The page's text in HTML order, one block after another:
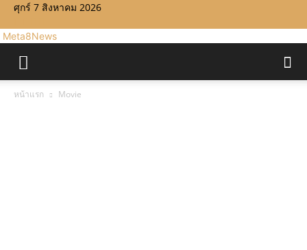
ศุกร์ 7 สิงหาคม 2026
Meta8News
หน้าแรก Movie